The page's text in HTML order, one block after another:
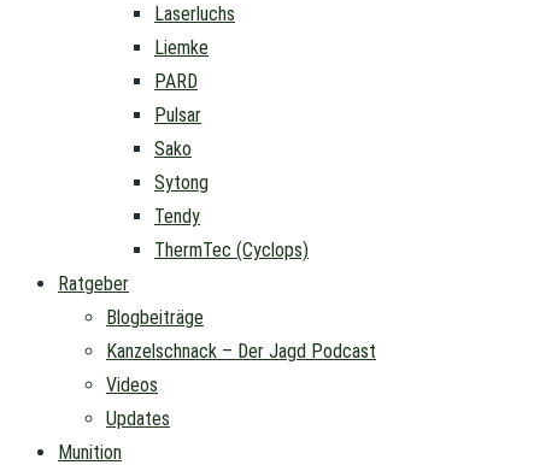
Laserluchs
Liemke
PARD
Pulsar
Sako
Sytong
Tendy
ThermTec (Cyclops)
Ratgeber
Blogbeiträge
Kanzelschnack – Der Jagd Podcast
Videos
Updates
Munition